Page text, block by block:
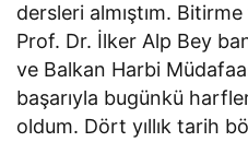
dersleri almıştım.
Prof. Dr. İlker Alp Bey
ve Balkan Harbi
başarıyla bugünkü
oldum. Dört yıllık tarih